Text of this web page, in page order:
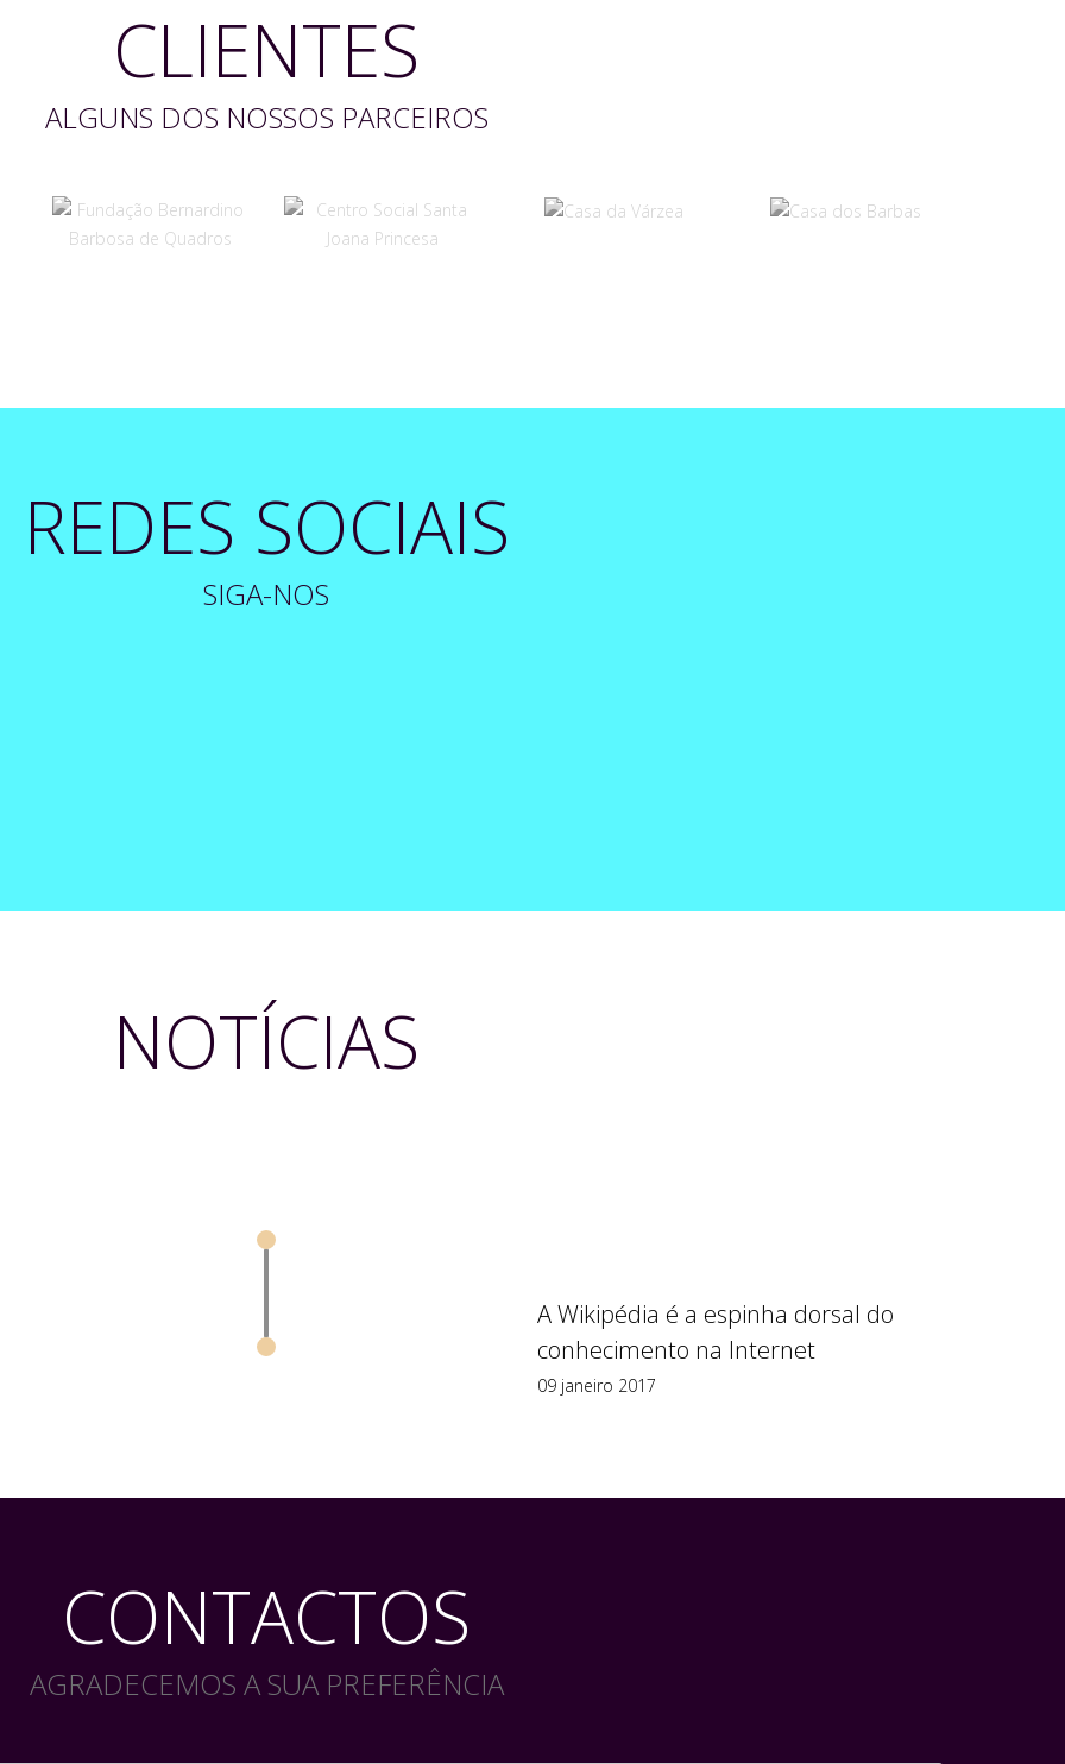
CLIENTES
ALGUNS DOS NOSSOS PARCEIROS
REDES SOCIAIS
SIGA-NOS
NOTÍCIAS
A Wikipédia é a espinha dorsal do
conhecimento na Internet
09 janeiro 2017
CONTACTOS
AGRADECEMOS A SUA PREFERÊNCIA